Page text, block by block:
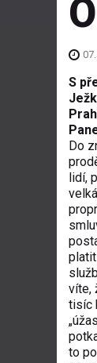
S
Do
lidí,
víte,
tisíc
to